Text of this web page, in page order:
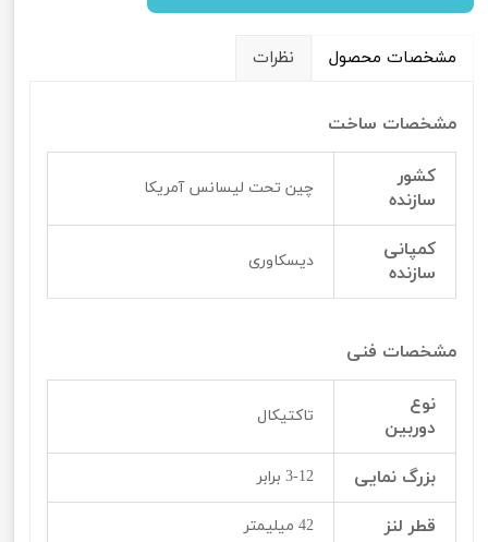
مشخصات محصول نظرات
مشخصات ساخت
کشور
سازنده
چین تحت لیسانس آمریکا
کمپانی
سازنده
دیسکاوری
مشخصات فنی
نوع
دوربین
تاکتیکال
بزرگ نمایی 3-12 برابر
قطر لنز 42 میلیمتر